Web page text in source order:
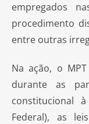
empregados
procedimento
entre outras
Na ação, o
durante as
constitucional
Federal), as